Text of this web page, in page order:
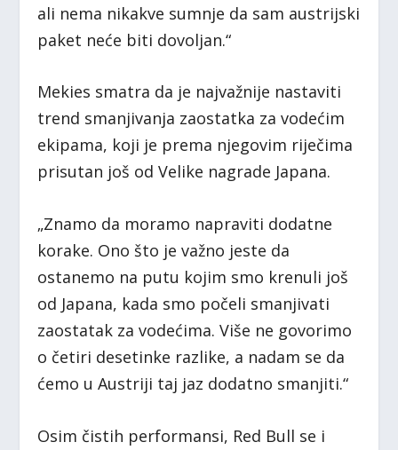
ali nema nikakve sumnje da sam austrijski
paket neće biti dovoljan.“
Mekies smatra da je najvažnije nastaviti
trend smanjivanja zaostatka za vodećim
ekipama, koji je prema njegovim riječima
prisutan još od Velike nagrade Japana.
„Znamo da moramo napraviti dodatne
korake. Ono što je važno jeste da
ostanemo na putu kojim smo krenuli još
od Japana, kada smo počeli smanjivati
zaostatak za vodećima. Više ne govorimo
o četiri desetinke razlike, a nadam se da
ćemo u Austriji taj jaz dodatno smanjiti.“
Osim čistih performansi, Red Bull se i